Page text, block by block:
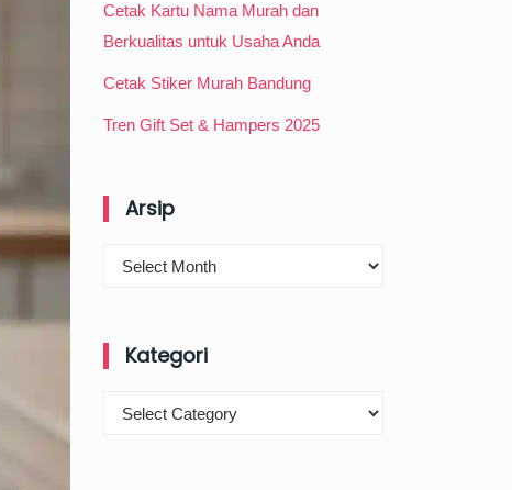
Cetak Kartu Nama Murah dan
Berkualitas untuk Usaha Anda
Cetak Stiker Murah Bandung
Tren Gift Set & Hampers 2025
Arsip
Arsip
Kategori
Kategori